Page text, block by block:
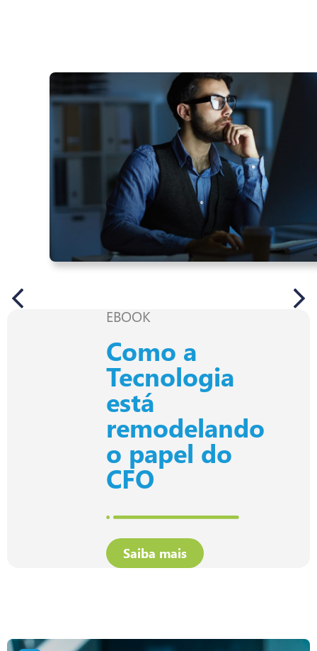
EBOOK
Como a
Tecnologia
está
remodelando
o papel do
CFO
Saiba mais